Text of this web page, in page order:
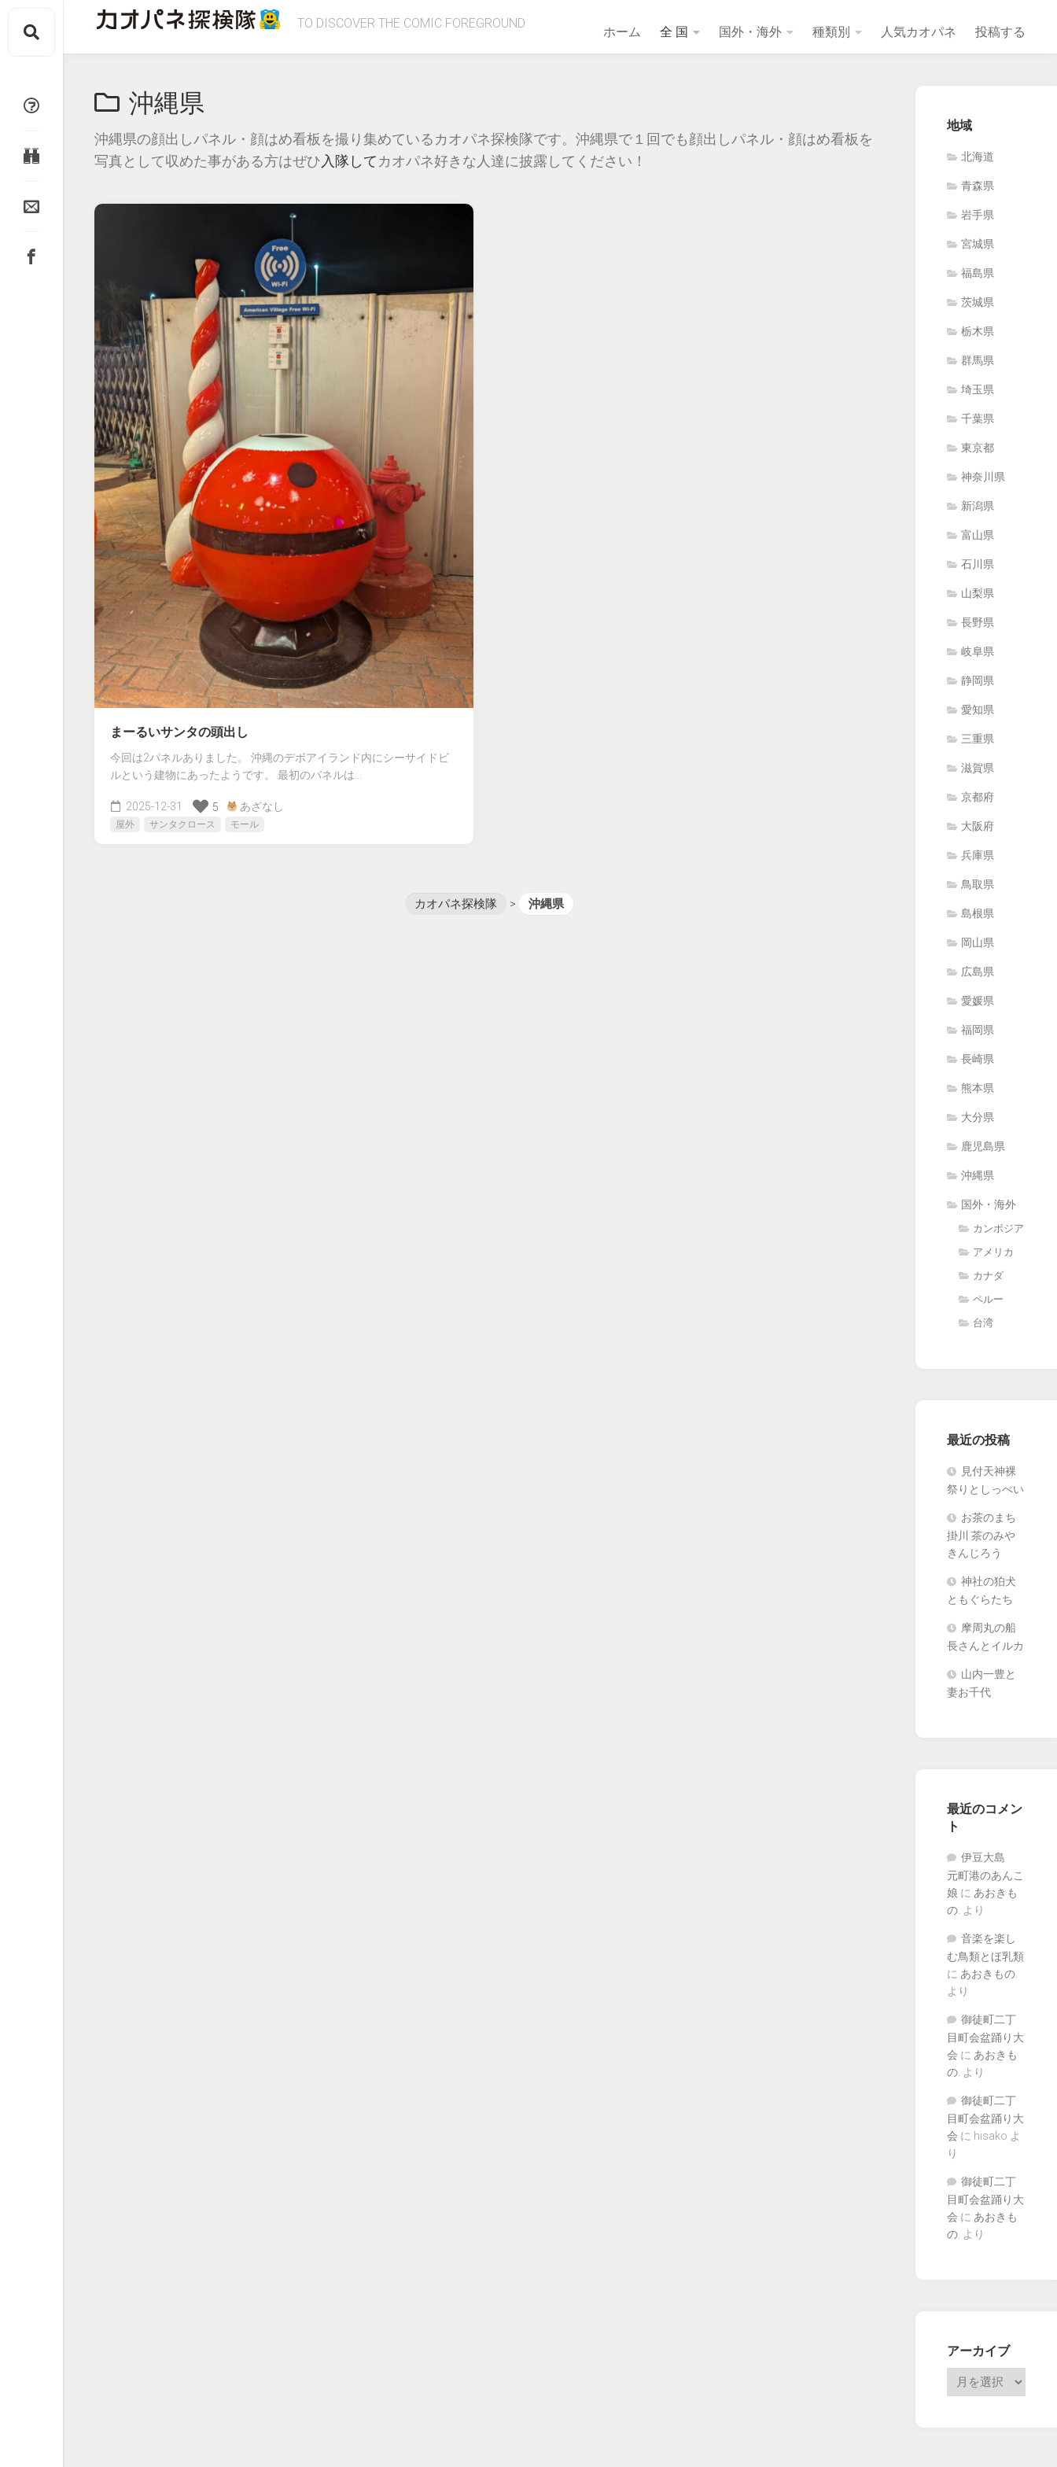
content
TO DISCOVER THE COMIC FOREGROUND
ホーム 全 国 国外・海外 種類別 人気カオパネ 投稿する
沖縄県
沖縄県の顔出しパネル・顔はめ看板を撮り集めているカオパネ探検隊です。沖縄県で１回でも顔出しパネル・顔はめ看板を
写真として収めた事がある方はぜひ 入隊してカオパネ好きな人達に披露してください！
まーるいサンタの頭出し
今回は2パネルありました。 沖縄のデボアイランド内にシーサイドビ
ルという建物にあったようです。 最初のパネルは...
2025-12-31 5 あざなし
屋外 サンタクロース モール
カオパネ探検隊 > 沖縄県
地域
北海道
青森県
岩手県
宮城県
福島県
茨城県
栃木県
群馬県
埼玉県
千葉県
東京都
神奈川県
新潟県
富山県
石川県
山梨県
長野県
岐阜県
静岡県
愛知県
三重県
滋賀県
京都府
大阪府
兵庫県
鳥取県
島根県
岡山県
広島県
愛媛県
福岡県
長崎県
熊本県
大分県
鹿児島県
沖縄県
国外・海外
カンボジア
アメリカ
カナダ
ペルー
台湾
最近の投稿
見付天神裸
祭りとしっぺい
お茶のまち
掛川 茶のみや
きんじろう
神社の狛犬
ともぐらたち
摩周丸の船
長さんとイルカ
山内一豊と
妻お千代
最近のコメン
ト
伊豆大島
元町港のあんこ
娘 に あおきも
の. より
音楽を楽し
む鳥類とほ乳類
に あおきもの.
より
御徒町二丁
目町会盆踊り大
会 に あおきも
の. より
御徒町二丁
目町会盆踊り大
会 に hisako よ
り
御徒町二丁
目町会盆踊り大
会 に あおきも
の. より
アーカイブ